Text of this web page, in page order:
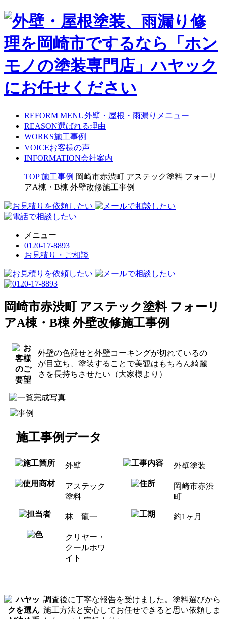
REFORM MENU外壁・屋根・雨漏りメニュー
REASON選ばれる理由
WORKS施工事例
VOICEお客様の声
INFORMATION会社案内
TOP 施工事例 岡崎市赤渋町 アステック塗料 フォーリ
アA棟・B棟 外壁改修施工事例
メニュー
0120-17-8893
お見積り・ご相談
岡崎市赤渋町 アステック塗料 フォーリ
アA棟・B棟 外壁改修施工事例
外壁の色褪せと外壁コーキングが切れているの
が目立ち、塗装することで美観はもちろん綺麗
さを長持ちさせたい（大家様より）
施工事例データ
外壁 外壁塗装
アステック
塗料
岡崎市赤渋
町
林 龍一 約1ヶ月
クリヤー・
クールホワ
イト
調査後に丁寧な報告を受けました。塗料選びから
施工方法と安心してお任せできると思い依頼しま